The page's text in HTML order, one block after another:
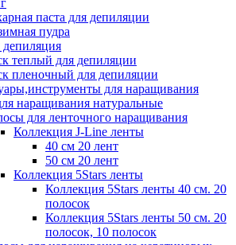
паста для депиляции
пудра
депиляция
теплый для депиляции
пленочный для депиляции
для наращивания
наращивания натуральные
для ленточного наращивания
Коллекция J-Line ленты
40 см 20 лент
50 см 20 лент
Коллекция 5Stars ленты
Коллекция 5Stars ленты 40 см. 20
полосок
Коллекция 5Stars ленты 50 см. 20
полосок, 10 полосок